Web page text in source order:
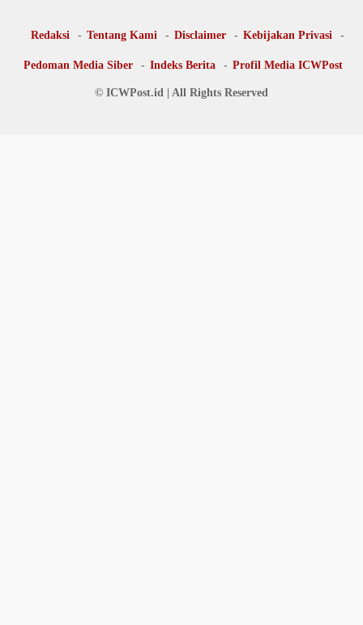
Redaksi Tentang Kami Disclaimer Kebijakan Privasi
Pedoman Media Siber Indeks Berita Profil Media ICWPost
© ICWPost.id | All Rights Reserved